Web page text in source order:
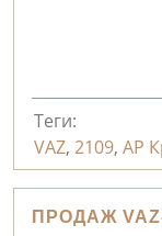
Теги:
VAZ, 2109, АР
ПРОДАЖ